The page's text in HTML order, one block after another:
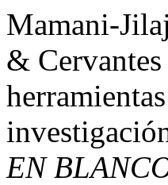
Mamani-
&
EN